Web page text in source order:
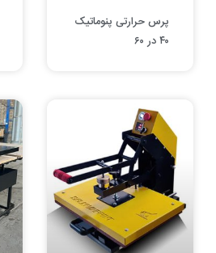
پرس حرارتی پنوماتیک
۴۰ در ۶۰